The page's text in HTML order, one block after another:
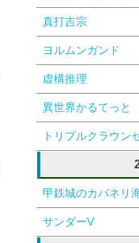
真打吉宗
ヨルムンガンド
虚構推理
異世界かるてっと
トリプルクラウン
甲鉄城のカバネリ
サンダーV